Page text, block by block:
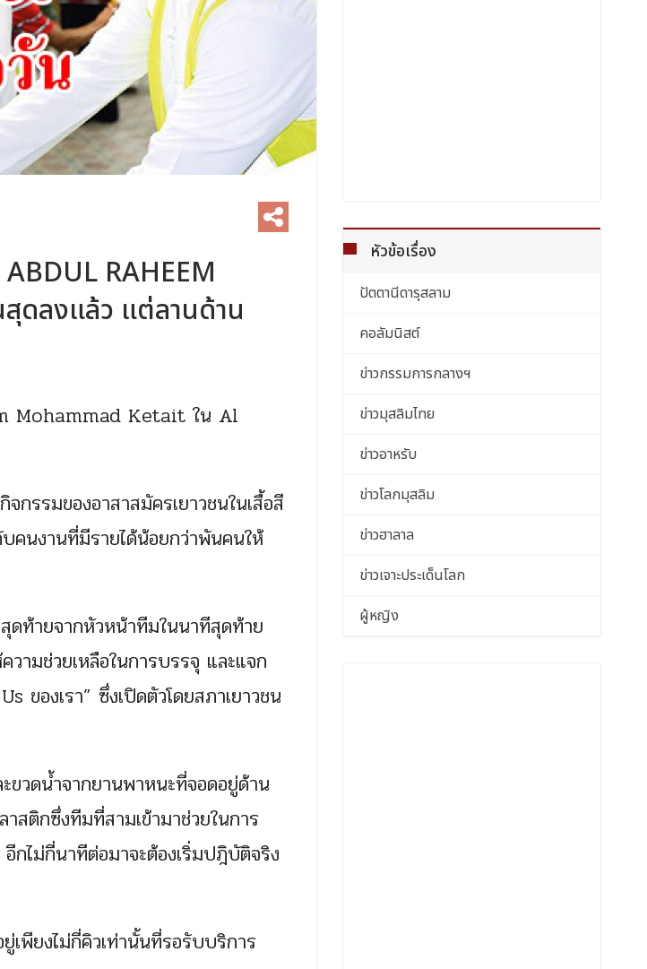
ABDUL RAHEEM
ดลงแล้ว แต่ลานด้าน
Mohammad Ketait ใน Al
กรรมของอาสาสมัครเยาวชนในเสื้อสี
คนงานที่มีรายได้น้อยกว่าพันคนให้
ดท้ายจากหัวหน้าทีมในนาทีสุดท้าย
วามช่วยเหลือในการบรรจุ และแจก
ของเรา” ซึ่งเปิดตัวโดยสภาเยาวชน
ขวดน้ำจากยานพาหนะที่จอดอยู่ด้าน
สติกซึ่งทีมที่สามเข้ามาช่วยในการ
ไม่กี่นาทีต่อมาจะต้องเริ่มปฎิบัติจริง
เพียงไม่กี่คิวเท่านั้นที่รอรับบริการ
หัวข้อเรื่อง
ปัตตานีดารุสลาม
คอลัมนิสต์
ข่าวกรรมการกลางฯ
ข่าวมุสลิมไทย
ข่าวอาหรับ
ข่าวโลกมุสลิม
ข่าวฮาลาล
ข่าวเจาะประเด็นโลก
ผู้หญิง